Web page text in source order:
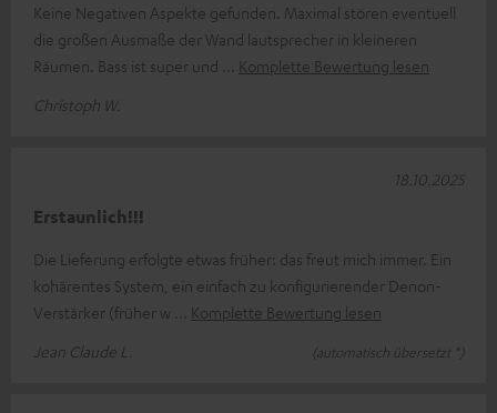
Keine Negativen Aspekte gefunden. Maximal stören eventuell
die großen Ausmaße der Wand lautsprecher in kleineren
Räumen. Bass ist super und
Komplette Bewertung lesen
Christoph W.
Erstaunlich!!!
Die Lieferung erfolgte etwas früher: das freut mich immer. Ein
kohärentes System, ein einfach zu konfigurierender Denon-
Verstärker (früher w
Komplette Bewertung lesen
Jean Claude L.
(automatisch übersetzt *)
18.10.2025